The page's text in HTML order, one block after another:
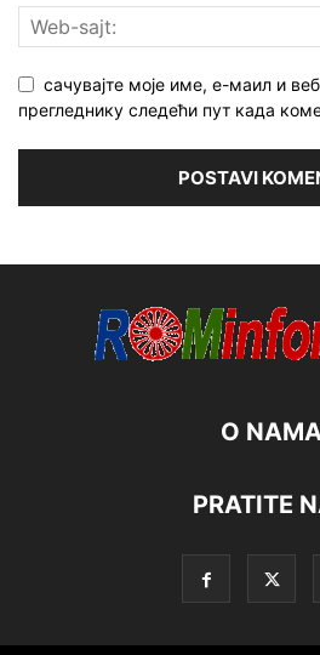
сачувајте моје име, е-маил и
прегледнику следећи пут када
O NAMA
PRATITE